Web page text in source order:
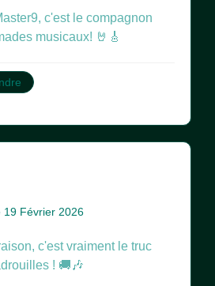
c'est le compagnon
musicaux! 🤘🎸
19 Février 2026
c'est vraiment le truc
! 🚚🎶